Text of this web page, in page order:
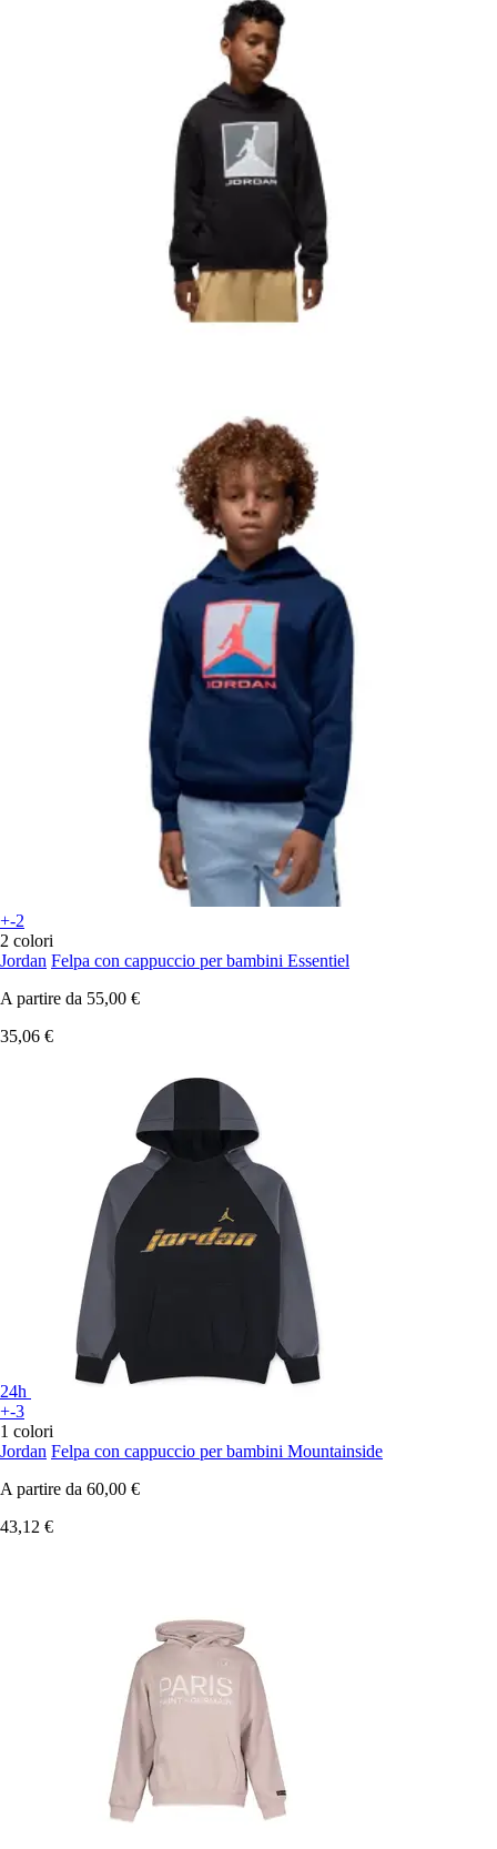
+-2
2 colori
Jordan Felpa con cappuccio per bambini Essentiel
A partire da 55,00 €
35,06 €
24h
+-3
1 colori
Jordan Felpa con cappuccio per bambini Mountainside
A partire da 60,00 €
43,12 €